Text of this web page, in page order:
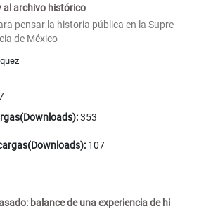
al archivo histórico
pensar la historia pública en la Supre
de México
353
107
balance de una experiencia de hi